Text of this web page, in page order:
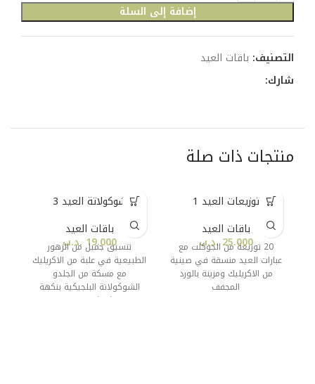
إضافة إلى السلة
التصنيف: باقات العيد
شارك:
منتجات ذات صلة
توزيعات العيد 1
باقات العيد
25.000 .د.ب
20 توزيعة من الجوكلت مع
عبارات العيد منسقة في صينية
من الاكريليك ومزينة بالورد
المجفف
شوكولاتة العيد 3
باقات العيد
19.000 .د.ب
تنسيق جميل من الزهور
الطبيعية في علبة من الاكريليك
مع مسكة من الجلدو
الشوكولاتة البلجيكية بنكهة
كروكان اللوز.